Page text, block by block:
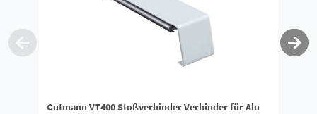
Gutmann VT400 Stoßverbinder Verbinder für Alu